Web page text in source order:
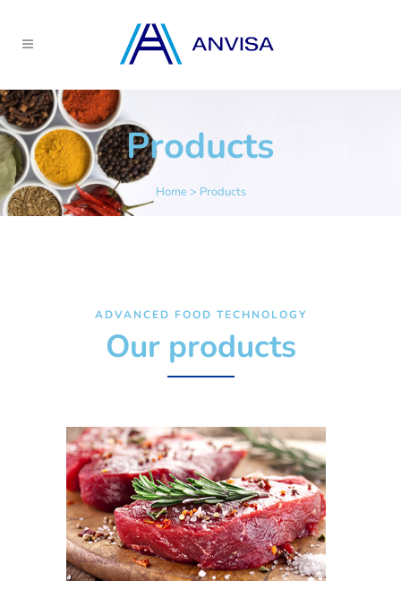
Products
Home> Products
ADVANCED FOOD TECHNOLOGY
Our products